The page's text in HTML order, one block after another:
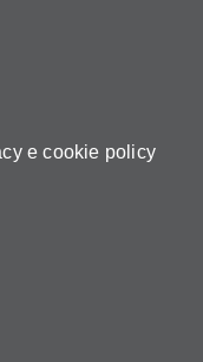
e cookie policy